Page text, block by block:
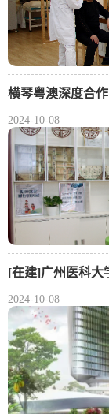
横琴粤澳深度合
2024-10-08
[在建]广州医科大
2024-10-08